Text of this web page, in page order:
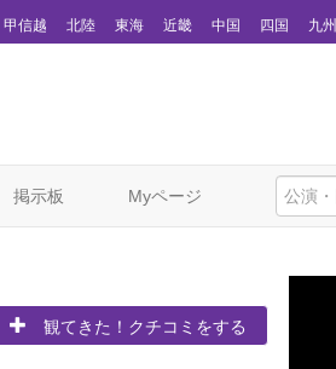
甲信越 北陸 東海 近畿 中国 四国 九州
掲示板 Myページ
観てきた！クチコミをする